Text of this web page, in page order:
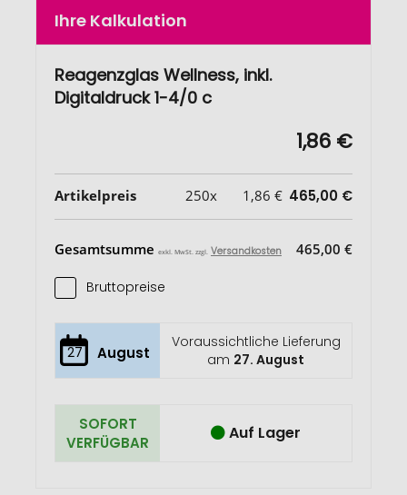
Ihre Kalkulation
Reagenzglas Wellness, inkl.
Digitaldruck 1-4/0 c
1,86 €
Artikelpreis 250x 1,86 € 465,00 €
Gesamtsumme exkl. MwSt. zzgl. Versandkosten 465,00 €
Bruttopreise
27 August
Voraussichtliche Lieferung
am 27. August
SOFORT
VERFÜGBAR
Auf Lager